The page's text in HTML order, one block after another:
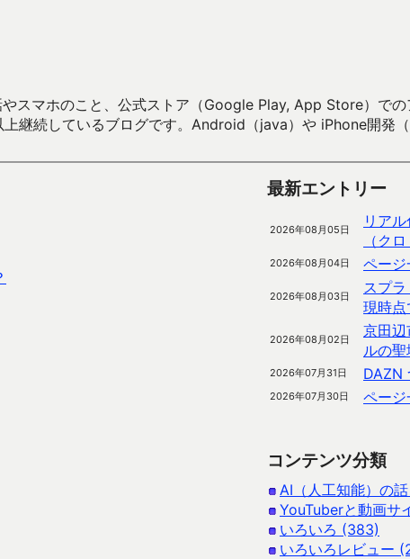
スマホのこと、公式ストア（Google Play, App Store）で
継続しているブログです。Android（java）や iPhone開発
最新エントリー
2026年08月05日
リア
（ク
2026年08月04日 ページ
2026年08月03日
スプ
現時点
2026年08月02日
京田辺
ルの聖
2026年07月31日 DAZN
2026年07月30日
ページ
コンテンツ分類
AI（人工知能）の
YouTuberと動画サ
いろいろ (383)
いろいろレビュー